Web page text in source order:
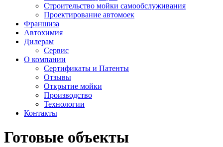
Строительство мойки самообслуживания
Проектирование автомоек
Франшиза
Автохимия
Дилерам
Сервис
О компании
Сертификаты и Патенты
Отзывы
Открытие мойки
Производство
Технологии
Контакты
Готовые объекты